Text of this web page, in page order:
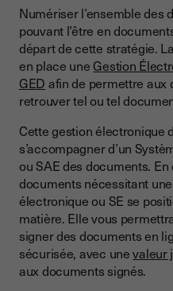
Numériser l’ensemble des
pouvant l’être en
départ de cette stratégie.
en place uneGestion
GED afin de permettre aux
retrouver tel ou tel
Cette gestion électronique
s’accompagner d’un
ou SAE des documents.
documents nécessitant
électronique ou SE se
matière. Elle vous
signer des documents en
sécurisée, avec unevaleur
aux documents signés.